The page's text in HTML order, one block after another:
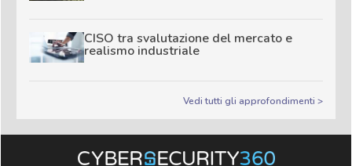
CISO tra svalutazione del mercato e
realismo industriale
Vedi tutti gli approfondimenti >